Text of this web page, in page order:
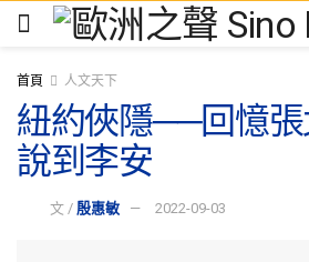
首頁 人文天下
紐約俠隱──回憶
說到李安
文 / 殷惠敏 2022-09-03